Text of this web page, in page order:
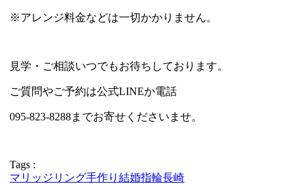
※アレンジ料金などは一切かかりません。
見学・ご相談いつでもお待ちしております。
ご質問やご予約は公式LINEか電話
095-823-8288までお寄せくださいませ。
Tags :
マリッジリング手作り 結婚指輪長崎